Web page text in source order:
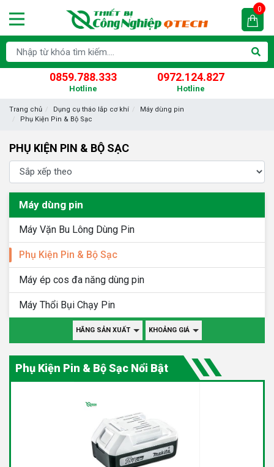
0859.788.333
Hotline
0972.124.827
Hotline
0
Trang chủ Dụng cụ tháo lắp cơ khí
Máy dùng pin
Phụ Kiện Pin & Bộ Sạc
PHỤ KIỆN PIN & BỘ SẠC
Phụ Kiện Pin & Bộ Sạc Nổi Bật
Máy dùng pin
Máy Vặn Bu Lông Dùng Pin
Phụ Kiện Pin & Bộ Sạc
Máy ép cos đa năng dùng pin
Máy Thổi Bụi Chạy Pin
HÃNG SẢN XUẤT KHOẢNG GIÁ